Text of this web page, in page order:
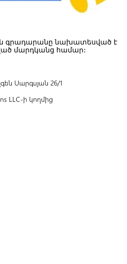
գրադարանը նախատեսված է
մարդկանց համար:
Սարգսյան 26/1
LLC-ի կողմից